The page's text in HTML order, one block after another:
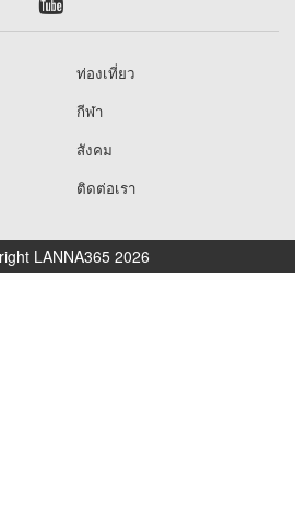
ท่องเที่ยว
กีฬา
สังคม
ติดต่อเรา
LANNA365 2026